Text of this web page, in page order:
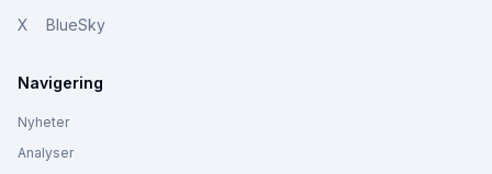
X BlueSky
Navigering
Nyheter
Analyser